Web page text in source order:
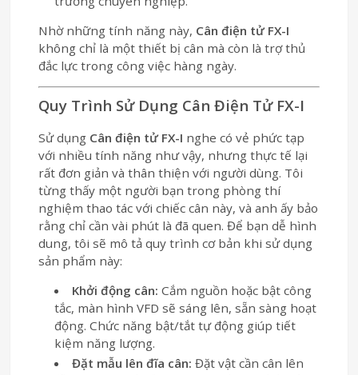
Nhờ những tính năng này, Cân điện tử FX-I
không chỉ là một thiết bị cân mà còn là trợ thủ
đắc lực trong công việc hàng ngày.
Quy Trình Sử Dụng Cân Điện Tử FX-I
Sử dụng Cân điện tử FX-I nghe có vẻ phức tạp
với nhiều tính năng như vậy, nhưng thực tế lại
rất đơn giản và thân thiện với người dùng. Tôi
từng thấy một người bạn trong phòng thí
nghiệm thao tác với chiếc cân này, và anh ấy bảo
rằng chỉ cần vài phút là đã quen. Để bạn dễ hình
dung, tôi sẽ mô tả quy trình cơ bản khi sử dụng
sản phẩm này:
Khởi động cân: Cắm nguồn hoặc bật công
tắc, màn hình VFD sẽ sáng lên, sẵn sàng hoạt
động. Chức năng bật/tắt tự động giúp tiết
kiệm năng lượng.
Đặt mẫu lên đĩa cân: Đặt vật cần cân lên